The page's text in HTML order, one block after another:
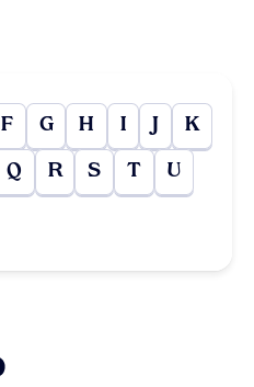
F G H I J K
Q R S T U